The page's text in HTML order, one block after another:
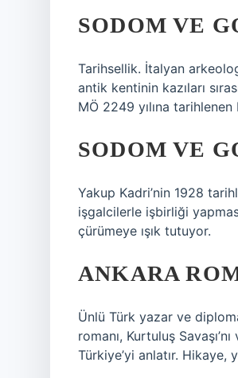
SODOM VE
Tarihsellik. İtalyan
antik kentinin kazıları
MÖ 2249 yılına
SODOM VE
Yakup Kadri’nin 1928
işgalcilerle işbirliği
çürümeye ışık tutuyor.
ANKARA
Ünlü Türk yazar ve
romanı, Kurtuluş
Türkiye’yi anlatır. Hikaye,